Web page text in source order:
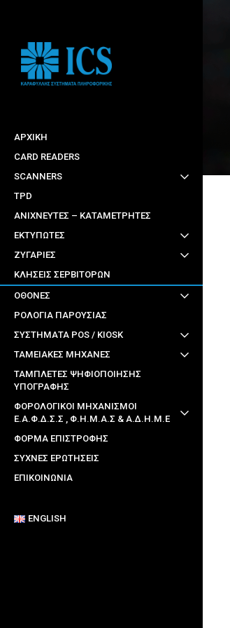
main
content
ΑΡΧΙΚΉ
CARD READERS
SCANNERS
TPD
ΑΝΙΧΝΕΥΤΕΣ – ΚΑΤΑΜΕΤΡΗΤΕΣ
ΕΚΤΥΠΩΤΕΣ
ΖΥΓΑΡΙΕΣ
ΚΛΗΣΕΙΣ ΣΕΡΒΙΤΟΡΩΝ
ΟΘΟΝΕΣ
ΡΟΛΟΓΙΑ ΠΑΡΟΥΣΙΑΣ
ΣΥΣΤΗΜΑΤΑ POS / KIOSK
ΤΑΜΕΙΑΚΕΣ ΜΗΧΑΝΕΣ
ΤΑΜΠΛΕΤΕΣ ΨΗΦΙΟΠΟΙΗΣΗΣ
ΥΠΟΓΡΑΦΗΣ
ΦΟΡΟΛΟΓΙΚΟΙ ΜΗΧΑΝΙΣΜΟΙ
Ε.Α.Φ.Δ.Σ.Σ , Φ.Η.Μ.Α.Σ & Α.Δ.Η.Μ.Ε
ΦΌΡΜΑ ΕΠΙΣΤΡΟΦΉΣ
ΣΥΧΝΈΣ ΕΡΩΤΉΣΕΙΣ
ΕΠΙΚΟΙΝΩΝΊΑ
ENGLISH